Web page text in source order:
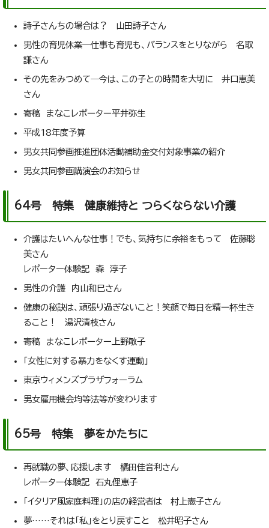
詩子さんちの場合は？ 山田詩子さん
男性の育児休業―仕事も育児も、バランスをとりながら 名取
謙さん
その先をみつめて―今は、この子との時間を大切に 井口恵美
さん
寄稿 まなこレポーター平井弥生
平成18年度予算
男女共同参画推進団体活動補助金交付対象事業の紹介
男女共同参画講演会のお知らせ
64号 特集 健康維持と つらくならない介護
介護はたいへんな仕事！でも、気持ちに余裕をもって 佐藤聡
美さん
レポーター体験記 森 淳子
男性の介護 内山和巳さん
健康の秘訣は、頑張り過ぎないこと！笑顔で毎日を精一杯生き
ること！ 湯沢清枝さん
寄稿 まなこレポーター上野敏子
「女性に対する暴力をなくす運動」
東京ウィメンズプラザフォーラム
男女雇用機会均等法等が変わります
65号 特集 夢をかたちに
再就職の夢、応援します 橘田佳音利さん
レポーター体験記 石丸俚恵子
「イタリア風家庭料理」の店の経営者は 村上憲子さん
夢……それは「私」をとり戻すこと 松井昭子さん